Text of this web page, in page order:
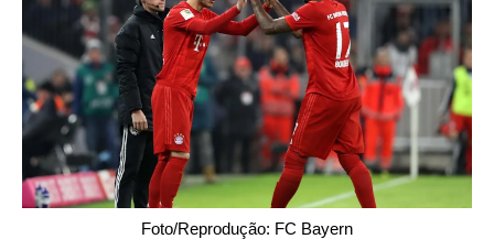
Foto/Reprodução: FC Bayern